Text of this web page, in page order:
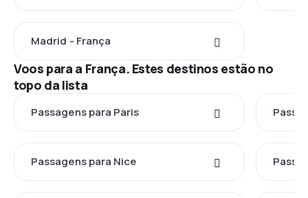
Madrid - França
Voos para a França. Estes destinos estão no
topo da lista
Passagens para Paris
Passagens para Nice